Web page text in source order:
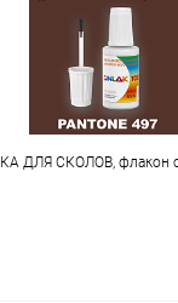
ДЛЯ СКОЛОВ, флакон